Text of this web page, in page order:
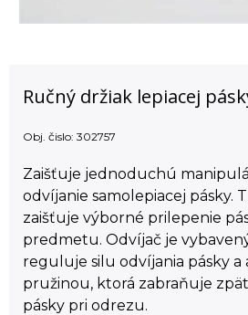
Ručný držiak lepiacej
Obj. čislo: 302757
Zaišťuje jednoduchú
odvíjanie samolepiacej pásky.
zaišťuje výborné prilepenie
predmetu. Odvíjač je
reguluje silu odvíjania pásky
pružinou, ktorá zabraňuje
pásky pri odrezu.